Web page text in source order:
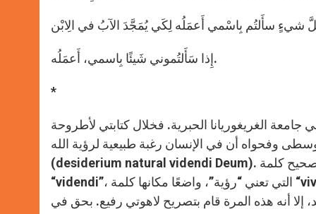
إِذا سَأَلتُموني شَيئًا بِاسمي، أَعمَلُه.
*
الغريغوريانا الحبرية. فخلال كتابتي لأطروحة
وفحواه أن في الإنسان رغبة طبيعية لرؤية الله
(desiderium natural videndi Deum). وبما أن مصحح برنامج الكتابة لم يتعرف على الكلمات اللاتينية قام بتصحيح كلمة
“videndi”، التي تعني “رؤية”، واضعًا مكانها كلمة “vivendi”، ومعناها “عيش”. فأضحى التعبير: “في الإنسان رغبة طبيعية
إلا أنه هذه المرة قام بتصريح لاهوتي رفيع. بحق في